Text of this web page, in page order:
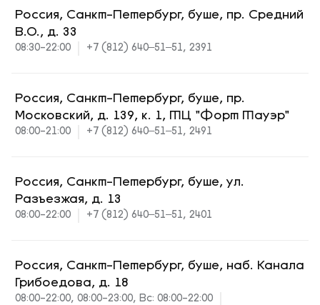
Россия, Санкт-Петербург, буше, пр. Средний
В.О., д. 33
08:30-22:00 +7 (812) 640‒51‒51, 2391
Россия, Санкт-Петербург, буше, пр.
Московский, д. 139, к. 1, ТЦ "Форт Тауэр"
08:00-21:00 +7 (812) 640‒51‒51, 2491
Россия, Санкт-Петербург, буше, ул.
Разъезжая, д. 13
08:00-22:00 +7 (812) 640‒51‒51, 2401
Россия, Санкт-Петербург, буше, наб. Канала
Грибоедова, д. 18
08:00-22:00, 08:00-23:00, Вс: 08:00-22:00